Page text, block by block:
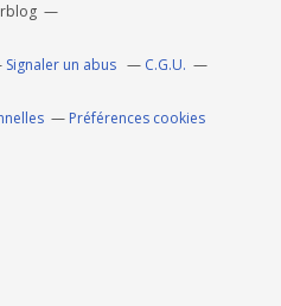
Signaler un abus C.G.U.
Préférences cookies